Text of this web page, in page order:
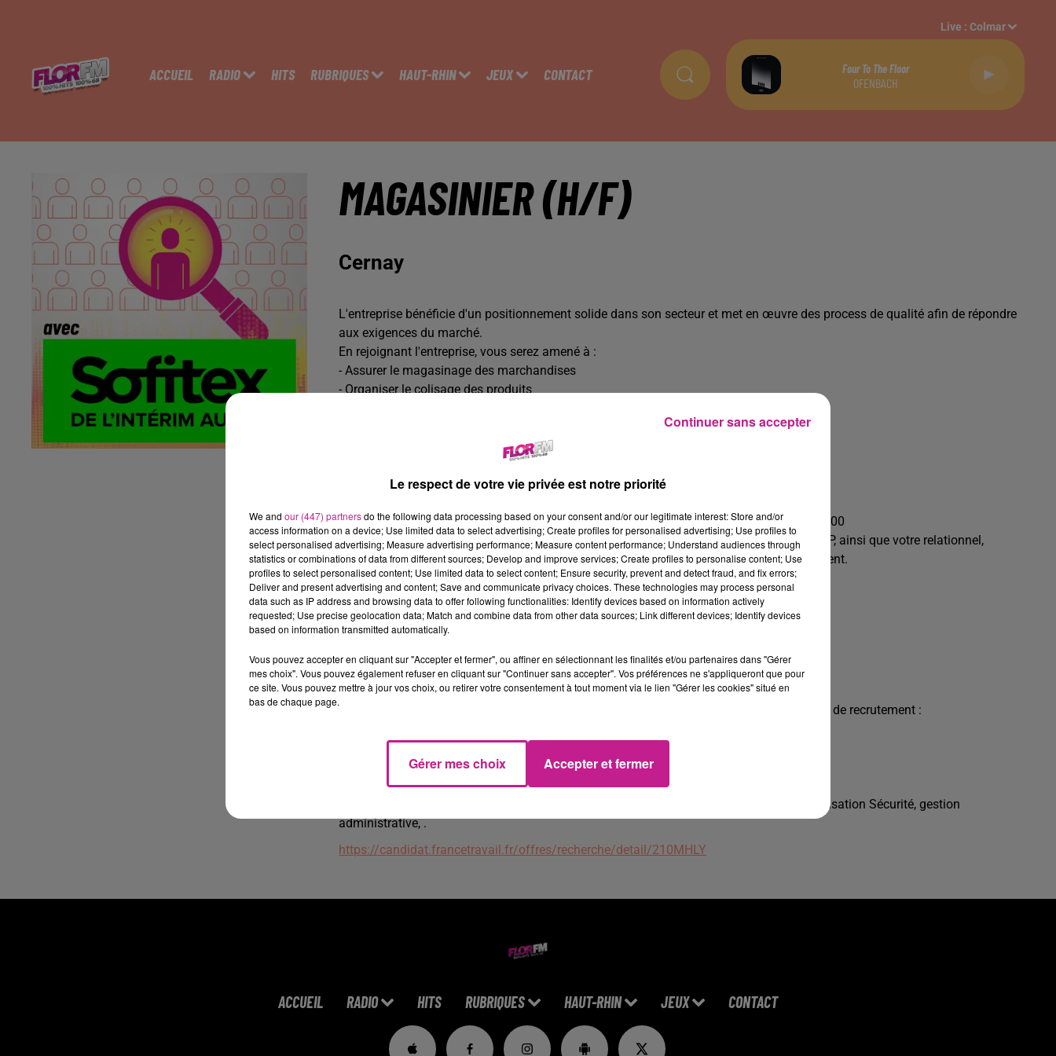
ACCUEIL RADIO HITS RUBRIQUES HAUT-RHIN JEUX CONTACT
Live :Colmar
Four To The Floor
OFENBACH
MAGASINIER (H/F)
Cernay
L'entreprise bénéficie d'un positionnement solide dans son secteur et met en œuvre des process de qualité afin de répondre
aux exigences du marché.
En rejoignant l'entreprise, vous serez amené à :
- Assurer le magasinage des marchandises
- Organiser le colisage des produits
- Contrôler les entrées et sorties
- Optimiser le rangement des stocks
- Collaborer avec l'équipe logistique
Horaires : 35h00 hebdomadaire - horaires de journées flexibles sur la tranche 07h00 - 19h00
Votre expérience en logistique, votre formation Bac à Bac2 et la maîtrise souhaitée de SAP, ainsi que votre relationnel,
dynamisme et volontarisme vous permettront de réussir dans cette mission immédiatement.
Vos avantages :
- Mode de travail collaboratif, basé sur l'autonomie et la responsabilité
- Opportunités de parcours professionnels adaptés à votre profil
- Mutuelle d'entreprise et prévoyance santé
- CET à 8%
- CSE, CSEC
- FASTT (garde d'enfant, aide au logement, location de véhicule.)
Si votre candidature a retenu notre attention pour ce poste, voici les étapes du processus de recrutement :
- Un entretien avec l'un de nos Agents de Talents
- Si nécessaire, des évaluations ciblées (technique, personnalité, .)
- Un entretien avec le client
Nous assurons le pilotage de votre mission pour un parcours réussi : Formation, sensibilisation Sécurité, gestion
administrative, .
https://candidat.francetravail.fr/offres/recherche/detail/210MHLY
ACCUEIL RADIO HITS RUBRIQUES HAUT-RHIN JEUX CONTACT
Le respect de votre vie privée est notre priorité
We and our (447) partnersdo the following data processing based on your consent and/or our legitimate interest: Store and/or
access information on a device; Use limited data to select advertising; Create profiles for personalised advertising; Use profiles to
select personalised advertising; Measure advertising performance; Measure content performance; Understand audiences through
statistics or combinations of data from different sources; Develop and improve services; Create profiles to personalise content; Use
profiles to select personalised content; Use limited data to select content; Ensure security, prevent and detect fraud, and fix errors;
Deliver and present advertising and content; Save and communicate privacy choices. These technologies may process personal
data such as IP address and browsing data to offer following functionalities: Identify devices based on information actively
requested; Use precise geolocation data; Match and combine data from other data sources; Link different devices; Identify devices
based on information transmitted automatically.
Vous pouvez accepter en cliquant sur "Accepter et fermer", ou affiner en sélectionnant les finalités et/ou partenaires dans "Gérer
mes choix". Vous pouvez également refuser en cliquant sur "Continuer sans accepter". Vos préférences ne s'appliqueront que pour
ce site. Vous pouvez mettre à jour vos choix, ou retirer votre consentement à tout moment via le lien "Gérer les cookies" situé en
bas de chaque page.
Gérer mes choix Accepter et fermer
Continuer sans accepter